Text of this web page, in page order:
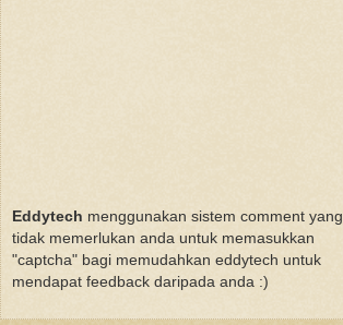
Eddytech menggunakan sistem comment yang
tidak memerlukan anda untuk memasukkan
"captcha" bagi memudahkan eddytech untuk
mendapat feedback daripada anda :)